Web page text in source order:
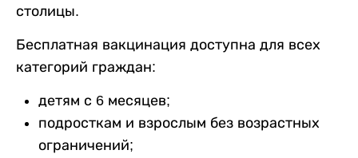
столицы.
Бесплатная вакцинация доступна для всех
категорий граждан:
детям с 6 месяцев;
подросткам и взрослым без возрастных
ограничений;